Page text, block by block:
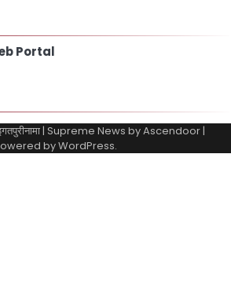
Portal
| Supreme News byAscendoor|
byWordPress.